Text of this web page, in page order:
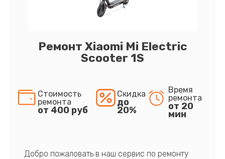
Ремонт Xiaomi Mi Electric
Scooter 1S
Стоимость
ремонта
от 400 руб
Скидка
до
20%
Время
ремонта
от 20
мин
Добро пожаловать в наш сервис по ремонту